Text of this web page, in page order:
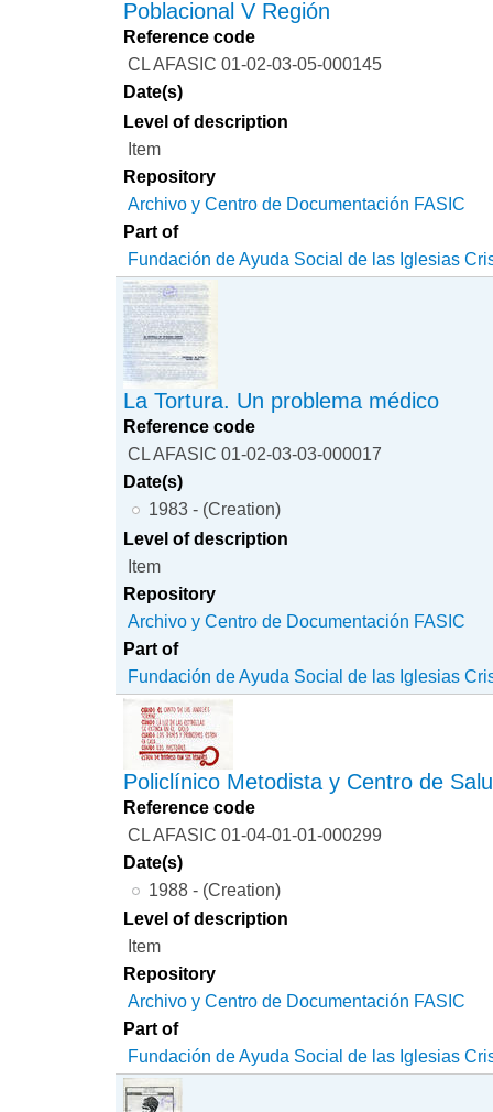
Poblacional V Región
Reference code
CL AFASIC 01-02-03-05-000145
Date(s)
Level of description
Item
Repository
Archivo y Centro de Documentación FASIC
Part of
Fundación de Ayuda Social de las Iglesias
La Tortura. Un problema médico
Reference code
CL AFASIC 01-02-03-03-000017
Date(s)
1983 - (Creation)
Level of description
Item
Repository
Archivo y Centro de Documentación FASIC
Part of
Fundación de Ayuda Social de las Iglesias
Policlínico Metodista y Centro de
Reference code
CL AFASIC 01-04-01-01-000299
Date(s)
1988 - (Creation)
Level of description
Item
Repository
Archivo y Centro de Documentación FASIC
Part of
Fundación de Ayuda Social de las Iglesias